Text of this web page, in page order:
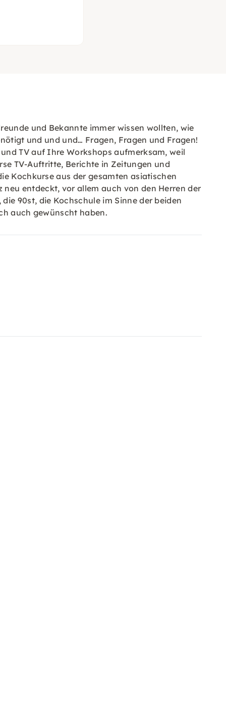
und Bekannte immer wissen wollten, wie
und und und… Fragen, Fragen und Fragen!
TV auf Ihre Workshops aufmerksam, weil
TV-Auftritte, Berichte in Zeitungen und
Kochkurse aus der gesamten asiatischen
entdeckt, vor allem auch von den Herren der
90st, die Kochschule im Sinne der beiden
auch gewünscht haben.